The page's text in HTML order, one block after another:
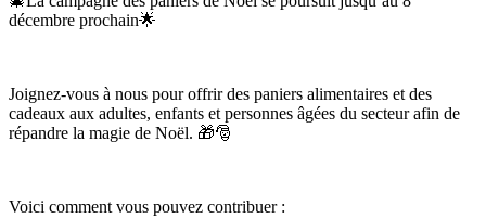
décembre prochain🌟
Joignez-vous à nous pour offrir des paniers alimentaires et des
cadeaux aux adultes, enfants et personnes âgées du secteur afin de
répandre la magie de Noël. 🎁🎅
Voici comment vous pouvez contribuer :